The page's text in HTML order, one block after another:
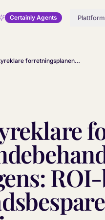
Certainly Agents Plattform
Den styreklare forretningsplanen for kundebehandling med kunstig intelligens: ROI-beregninger, kostnadsbesparelser og den reelle tidslinjen